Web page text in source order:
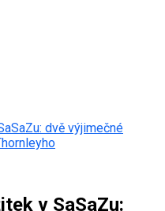
dvě výjimečné
v SaSaZu: